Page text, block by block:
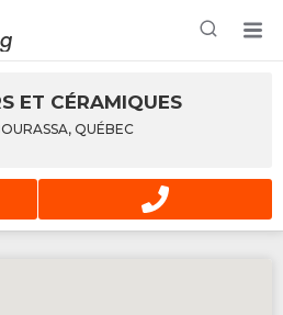
- Entreprise / Rabais /
ET CÉRAMIQUES
QUÉBEC